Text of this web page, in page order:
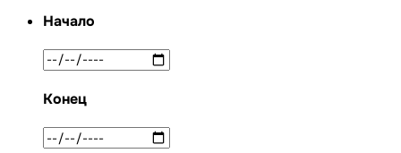
Начало
Конец